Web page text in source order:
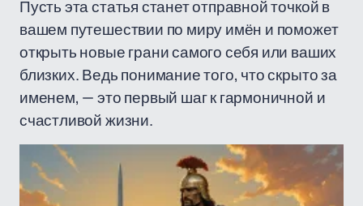
Пусть эта статья станет отправной точкой в
вашем путешествии по миру имён и поможет
открыть новые грани самого себя или ваших
близких. Ведь понимание того, что скрыто за
именем, — это первый шаг к гармоничной и
счастливой жизни.